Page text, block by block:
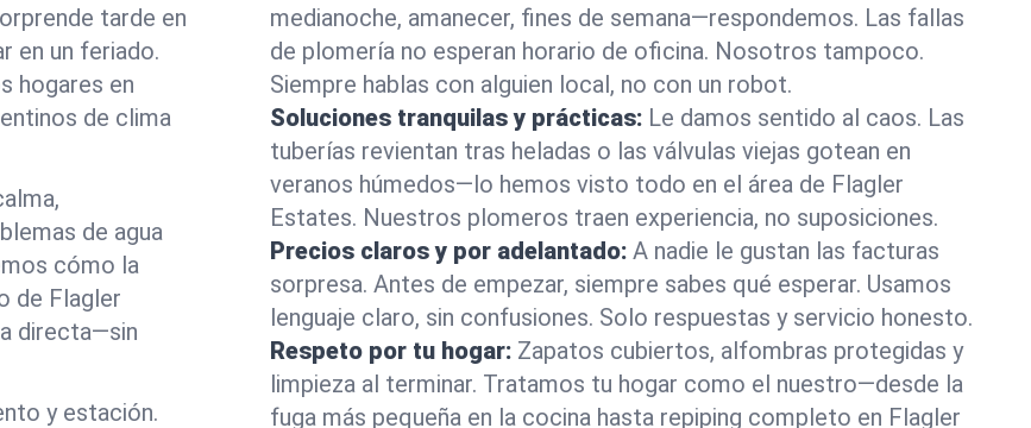
tarde en
en un feriado.
hogares en
de clima
de agua
cómo la
de Flagler
directa—sin
y estación.
medianoche, amanecer, fines de semana—respondemos. Las fallas
de plomería no esperan horario de oficina. Nosotros tampoco.
Siempre hablas con alguien local, no con un robot.
Soluciones tranquilas y prácticas: Le damos sentido al caos. Las
tuberías revientan tras heladas o las válvulas viejas gotean en
veranos húmedos—lo hemos visto todo en el área de Flagler
Estates. Nuestros plomeros traen experiencia, no suposiciones.
Precios claros y por adelantado: A nadie le gustan las facturas
sorpresa. Antes de empezar, siempre sabes qué esperar. Usamos
lenguaje claro, sin confusiones. Solo respuestas y servicio honesto.
Respeto por tu hogar: Zapatos cubiertos, alfombras protegidas y
limpieza al terminar. Tratamos tu hogar como el nuestro—desde la
fuga más pequeña en la cocina hasta repiping completo en Flagler